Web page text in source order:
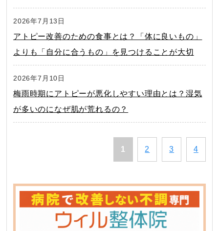
2026年7月13日
アトピー改善のための食事とは？「体に良いもの」
よりも「自分に合うもの」を見つけることが大切
2026年7月10日
梅雨時期にアトピーが悪化しやすい理由とは？湿気
が多いのになぜ肌が荒れるの？
1 2 3 4